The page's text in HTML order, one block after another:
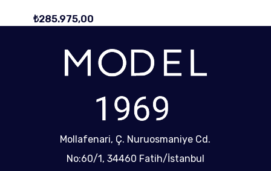
₺285.975,00
Mollafenari, Ç. Nuruosmaniye Cd.
No:60/1, 34460 Fatih/İstanbul